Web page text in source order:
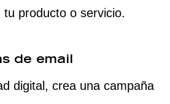
producto o servicio.
de email
digital, crea una campaña